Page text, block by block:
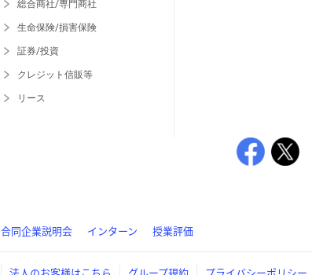
総合商社/専門商社
生命保険/損害保険
証券/投資
クレジット信販等
リース
合同企業説明会 インターン 授業評価